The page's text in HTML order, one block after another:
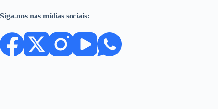
Siga-nos nas mídias sociais: